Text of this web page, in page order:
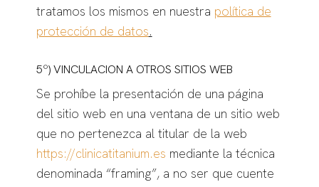
tratamos los mismos en nuestra política de
protección de datos.
5º) VINCULACION A OTROS SITIOS WEB
Se prohíbe la presentación de una página
del sitio web en una ventana de un sitio web
que no pertenezca al titular de la web
https://clinicatitanium.es mediante la técnica
denominada “framing”, a no ser que cuente